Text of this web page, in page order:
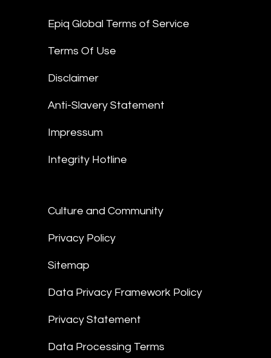
Epiq Global Terms of Service
Terms Of Use
Disclaimer
Anti-Slavery Statement
Impressum
Integrity Hotline
Culture and Community
Privacy Policy
Sitemap
Data Privacy Framework Policy
Privacy Statement
Data Processing Terms